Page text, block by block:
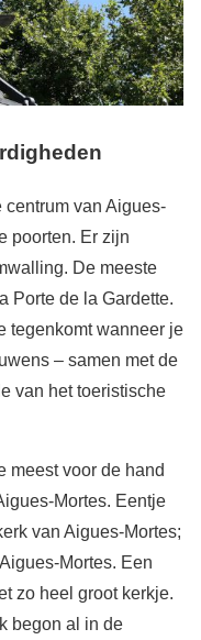
centrum van Aigues-
poorten. Er zijn
De meeste
Porte de la Gardette.
tegenkomt wanneer je
– samen met de
van het toeristische
meest voor de hand
Mortes. Eentje
van Aigues-Mortes;
Mortes. Een
zo heel groot kerkje.
begon al in de